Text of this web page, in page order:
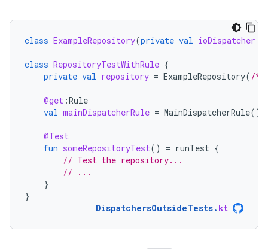
class ExampleRepository(private val ioDispatcher
class RepositoryTestWithRule {
private val repository = ExampleRepository( /*
@get :Rule
val mainDispatcherRule = MainDispatcherRule()
@Test
fun someRepositoryTest() = runTest {
// Test the repository...
// ...
}
}
DispatchersOutsideTests. kt